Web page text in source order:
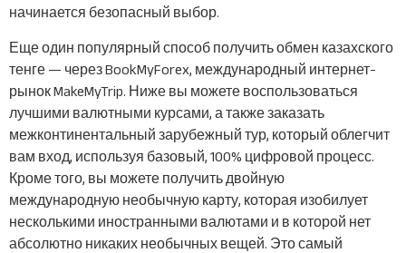
начинается безопасный выбор.
Еще один популярный способ получить обмен казахского
тенге — через BookMyForex, международный интернет-
рынок MakeMyTrip. Ниже вы можете воспользоваться
лучшими валютными курсами, а также заказать
межконтинентальный зарубежный тур, который облегчит
вам вход, используя базовый, 100% цифровой процесс.
Кроме того, вы можете получить двойную
международную необычную карту, которая изобилует
несколькими иностранными валютами и в которой нет
абсолютно никаких необычных вещей. Это самый